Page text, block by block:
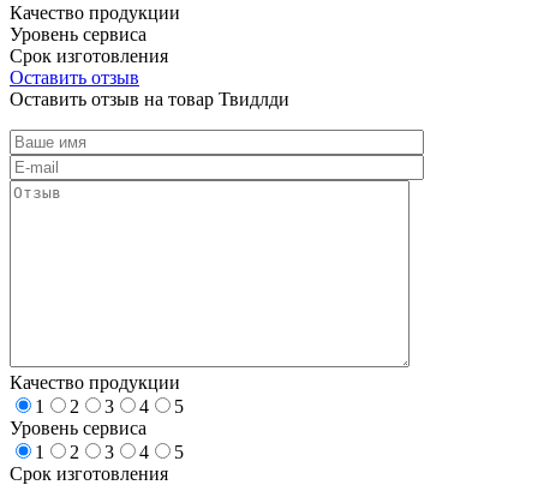
Качество продукции
Уровень сервиса
Срок изготовления
Оставить отзыв
Оставить отзыв на товар Твидлди
Качество продукции
1
2 3 4
5
Уровень сервиса
1
2 3 4
5
Срок изготовления